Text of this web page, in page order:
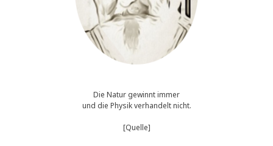
Die Natur gewinnt immer
und die Physik verhandelt nicht.
[Quelle]